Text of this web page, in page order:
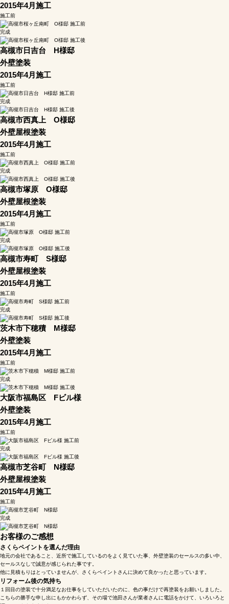
2015年4月施工
施工前
完成
高槻市日吉台 H様邸
外壁塗装
2015年4月施工
施工前
完成
高槻市西真上 O様邸
外壁屋根塗装
2015年4月施工
施工前
完成
高槻市塚原 O様邸
外壁屋根塗装
2015年4月施工
施工前
完成
高槻市寿町 S様邸
外壁屋根塗装
2015年4月施工
施工前
完成
茨木市下穂積 M様邸
外壁塗装
2015年4月施工
施工前
完成
大阪市福島区 Fビル様
外壁塗装
2015年4月施工
施工前
完成
高槻市芝谷町 N様邸
外壁屋根塗装
2015年4月施工
施工前
完成
お客様のご感想
さくらペイントを選んだ理由
地元の会社であること、近所で施工しているのをよく見ていた事、外壁塗装のセールスの多い中、
セールスなしで誠意が感じられた事です。
他に見積もりはとっていませんが、さくらペイントさんに決めて良かったと思っています。
リフォーム後の気持ち
１回目の塗装で十分満足なお仕事をしていただいたのに、色の事だけで再塗装をお願いしました。
こちらの勝手な申し出にもかかわらず、その場で池田さんが業者さんに電話をかけて、いろいろと